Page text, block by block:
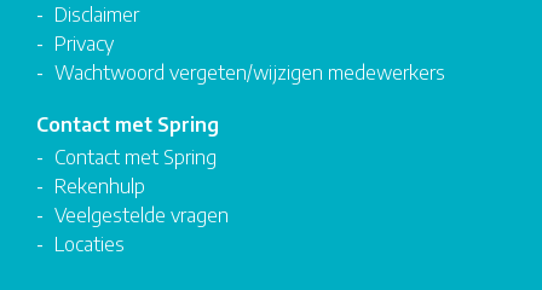
Disclaimer
Privacy
Wachtwoord vergeten/wijzigen medewerkers
Contact met Spring
Contact met Spring
Rekenhulp
Veelgestelde vragen
Locaties